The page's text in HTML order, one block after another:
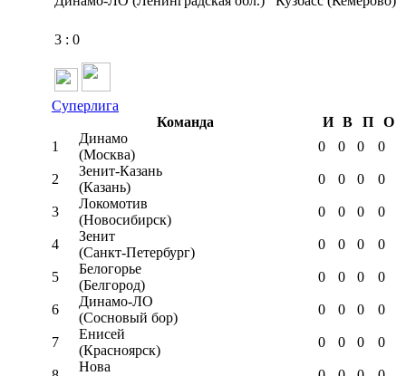
3 : 0
Суперлига
Команда
И В П
О
1
Динамо
(Москва)
0 0 0 0
2
Зенит-Казань
(Казань)
0 0 0 0
3
Локомотив
(Новосибирск)
0 0 0 0
4
Зенит
(Санкт-Петербург)
0 0 0 0
5
Белогорье
(Белгород)
0 0 0 0
6
Динамо-ЛО
(Сосновый бор)
0 0 0 0
7
Енисей
(Красноярск)
0 0 0 0
Нова